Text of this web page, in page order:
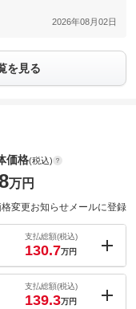
2026年08月02日
を見る
価格(税込)
万円
変更お知らせメールに登録
支払総額(税込)
130.7万円
支払総額(税込)
139.3万円